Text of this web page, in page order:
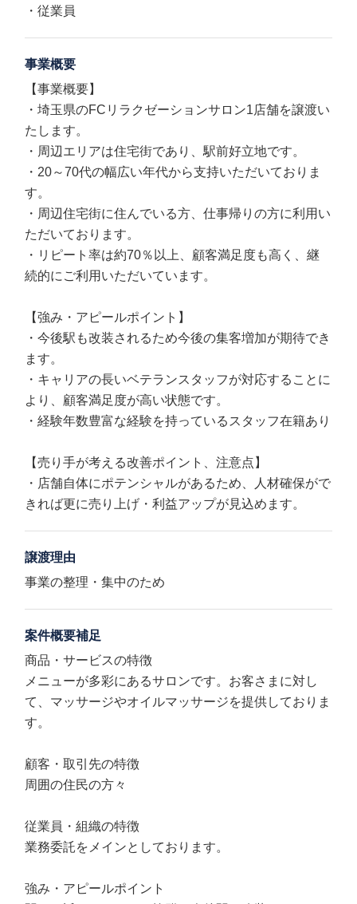
・従業員
事業概要
【事業概要】
・埼玉県のFCリラクゼーションサロン1店舗を譲渡い
たします。
・周辺エリアは住宅街であり、駅前好立地です。
・20～70代の幅広い年代から支持いただいておりま
す。
・周辺住宅街に住んでいる方、仕事帰りの方に利用い
ただいております。
・リピート率は約70％以上、顧客満足度も高く、継
続的にご利用いただいています。
【強み・アピールポイント】
・今後駅も改装されるため今後の集客増加が期待でき
ます。
・キャリアの長いベテランスタッフが対応することに
より、顧客満足度が高い状態です。
・経験年数豊富な経験を持っているスタッフ在籍あり
【売り手が考える改善ポイント、注意点】
・店舗自体にポテンシャルがあるため、人材確保がで
きれば更に売り上げ・利益アップが見込めます。
譲渡理由
事業の整理・集中のため
案件概要補足
商品・サービスの特徴
メニューが多彩にあるサロンです。お客さまに対し
て、マッサージやオイルマッサージを提供しておりま
す。
顧客・取引先の特徴
周囲の住民の方々
従業員・組織の特徴
業務委託をメインとしております。
強み・アピールポイント